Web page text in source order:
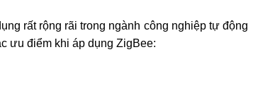
rất rộng rãi trong ngành công nghiệp tự động
ưu điểm khi áp dụng ZigBee: